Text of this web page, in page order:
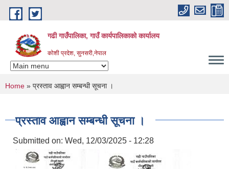
Skip to main content
गढी गाउँपालिका, गाउँ कार्यपालिकाको कार्यालय
कोशी प्रदेश, सुनसरी,नेपाल
You are here
Home » प्रस्ताव आह्वान सम्बन्धी सूचना ।
प्रस्ताव आह्वान सम्बन्धी सूचना ।
Submitted on: Wed, 12/03/2025 - 12:28